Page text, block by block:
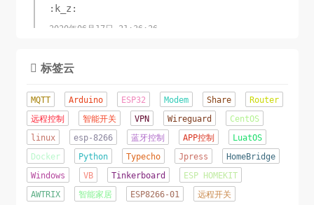
:k_z:
2020年06月17日 21:36:26
锲而舍之，朽木不折;锲而不舍，金石可镂.-荀子
这才是夏天该有的样子！
2020年06月07日 16:22:44
辛苦了几天...终于成功将网站从Jpress移植到了
TypeCho.o(╥﹏╥)o
 标签云
MQTT Arduino ESP32 Modem Share
Router
远程控制
智能开关 VPN Wireguard
CentOS
linux
esp-8266 蓝牙控制 APP控制
LuatOS
Docker
Python Typecho Jpress
HomeBridge
Windows
VB Tinkerboard
ESP HOMEKIT
AWTRIX
智能家居 ESP8266-01 远程开关